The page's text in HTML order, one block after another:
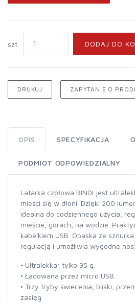
szt. DODAJ DO
DRUKUJ ZAPYTANIE O
OPIS SPECYFIKACJA
PODMIOT ODPOWIEDZIALNY
Latarka czołowa BINDI jest
mieści się w dłoni. Dzięki 200
idealna do codziennego użycia,
mieście, górach, na wodzie.
kabelkiem USB. Opaska ze
regulacją i umożliwia wygodne
• Ultralekka: tylko 35 g.
• Ładowana przez micro USB.
• Trzy tryby świecenia, bliski,
zasięg